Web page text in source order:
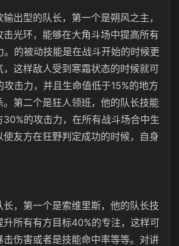
出型的队长，第一个是朔风之主，
光环，能够在大角斗场中提高所有
。的被动技能是在战斗开始的时候更
，这样敌人受到寒霜状态的时候就可
击力，并且生命值低于15%的地方
。第二个是狂人领班，他的队长技能
30%的攻击力，在所有战斗场合中生
使友方在狂野判定成功的时候，自身
长，第一个是索维里斯，他的队长技
升所有有方目标40%的专注，这样可
击伤害或者是技能命中率等等。对讲